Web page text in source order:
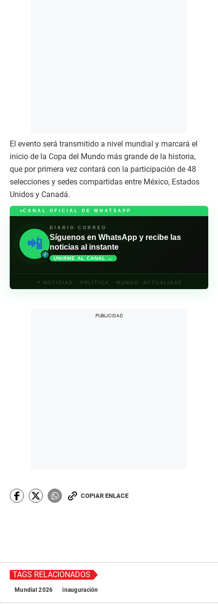
El evento será transmitido a nivel mundial y marcará el
inicio de la Copa del Mundo más grande de la historia,
que por primera vez contará con la participación de 48
selecciones y sedes compartidas entre México, Estados
Unidos y Canadá.
CANAL OFICIAL DE WHATSAPP
📲
✓
DIARIO CORREO
Síguenos en WhatsApp y recibe las
noticias al instante
UNIRME AL CANAL →
📍 NOTICIAS · POLÍTICA · MUNDO· ACTUALIDAD
COPIAR ENLACE
TAGS RELACIONADOS
Mundial 2026 inauguración